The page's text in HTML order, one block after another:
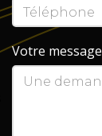
Votre message